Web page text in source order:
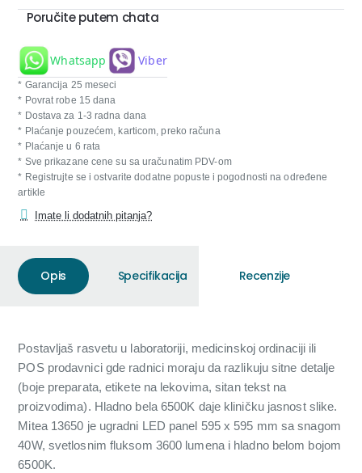
Poručite putem chata
Whatsapp Viber
* Garancija 25 meseci
* Povrat robe 15 dana
* Dostava za 1-3 radna dana
* Plaćanje pouzećem, karticom, preko računa
* Plaćanje u 6 rata
* Sve prikazane cene su sa uračunatim PDV-om
* Registrujte se i ostvarite dodatne popuste i pogodnosti na određene
artikle
Imate li dodatnih pitanja?
Opis Specifikacija Recenzije
Postavljaš rasvetu u laboratoriji, medicinskoj ordinaciji ili
POS prodavnici gde radnici moraju da razlikuju sitne detalje
(boje preparata, etikete na lekovima, sitan tekst na
proizvodima). Hladno bela 6500K daje kliničku jasnost slike.
Mitea 13650 je ugradni LED panel 595 x 595 mm sa snagom
40W, svetlosnim fluksom 3600 lumena i hladno belom bojom
6500K.